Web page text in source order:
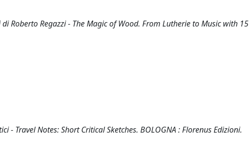
Roberto Regazzi - The Magic of Wood. From Lutherie to Music with 15
- Travel Notes: Short Critical Sketches. BOLOGNA : Florenus Edizioni.